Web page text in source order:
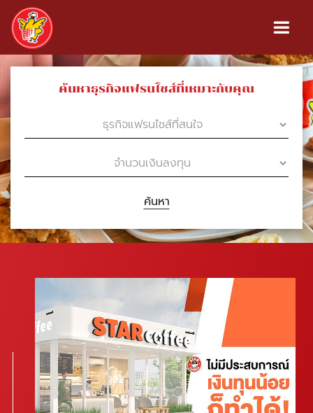
ค้นหาธุรกิจแฟรนไชส์ที่เหมาะกับคุณ
ค้นหา